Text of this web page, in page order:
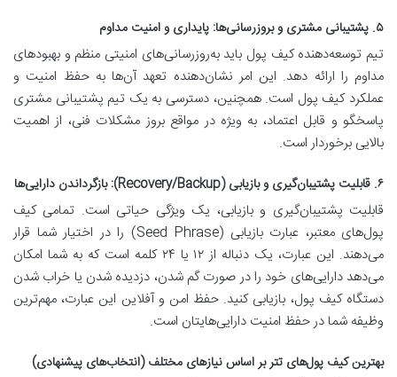
۵. پشتیبانی مشتری و بروزرسانی‌ها: پایداری و امنیت مداوم
تیم توسعه‌دهنده کیف پول باید به‌روزرسانی‌های امنیتی منظم و بهبودهای
مداوم را ارائه دهد. این امر نشان‌دهنده تعهد آن‌ها به حفظ امنیت و
عملکرد کیف پول است. همچنین، دسترسی به یک تیم پشتیبانی مشتری
پاسخگو و قابل اعتماد، به ویژه در مواقع بروز مشکلات فنی، از اهمیت
بالایی برخوردار است.
۶. قابلیت پشتیبان‌گیری و بازیابی (Recovery/Backup): بازگرداندن دارایی‌ها
قابلیت پشتیبان‌گیری و بازیابی، یک ویژگی حیاتی است. تمامی کیف
پول‌های معتبر، عبارت بازیابی (Seed Phrase) را در اختیار شما قرار
می‌دهند. این عبارت، یک دنباله از ۱۲ یا ۲۴ کلمه است که به شما امکان
می‌دهد دارایی‌های خود را در صورت گم شدن، دزدیده شدن یا خراب شدن
دستگاه کیف پول، بازیابی کنید. حفظ امن و آفلاین این عبارت، مهم‌ترین
وظیفه شما در حفظ امنیت دارایی‌هایتان است.
بهترین کیف پول‌های تتر بر اساس نیازهای مختلف (انتخاب‌های پیشنهادی)